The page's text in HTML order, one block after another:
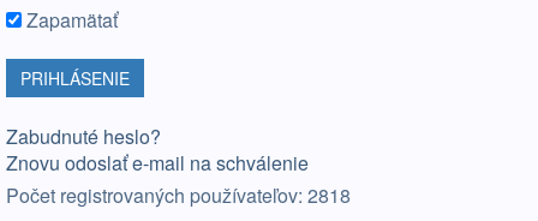
Zapamätať
PRIHLÁSENIE
Zabudnuté heslo?
Znovu odoslať e-mail na schválenie
Počet registrovaných používateľov: 2818